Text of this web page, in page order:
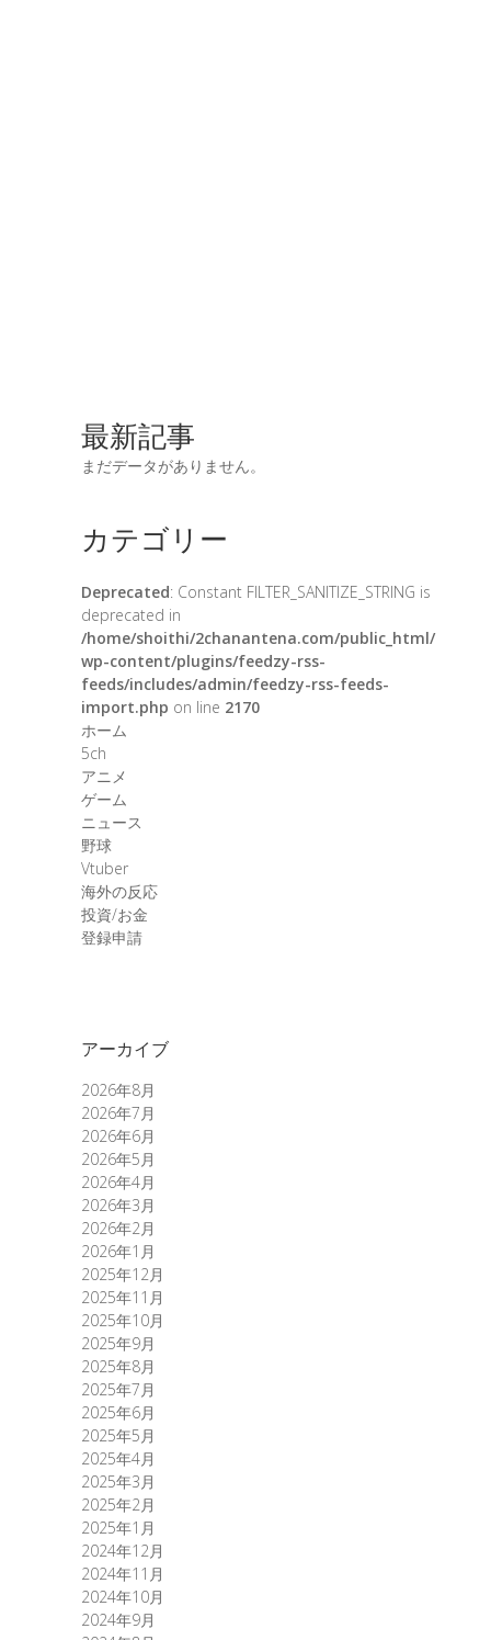
最新記事
まだデータがありません。
カテゴリー
Deprecated: Constant FILTER_SANITIZE_STRING is
deprecated in
/home/shoithi/2chanantena.com/public_html/
wp-content/plugins/feedzy-rss-
feeds/includes/admin/feedzy-rss-feeds-
import.php on line 2170
ホーム
5ch
アニメ
ゲーム
ニュース
野球
Vtuber
海外の反応
投資/お金
登録申請
アーカイブ
2026年8月
2026年7月
2026年6月
2026年5月
2026年4月
2026年3月
2026年2月
2026年1月
2025年12月
2025年11月
2025年10月
2025年9月
2025年8月
2025年7月
2025年6月
2025年5月
2025年4月
2025年3月
2025年2月
2025年1月
2024年12月
2024年11月
2024年10月
2024年9月